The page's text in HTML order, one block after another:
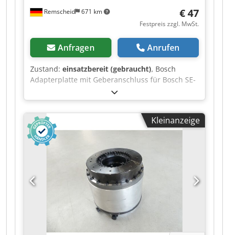
Remscheid 671 km € 47
Festpreis zzgl. MwSt.
Anfragen Anrufen
Zustand: einsatzbereit (gebraucht), Bosch
Adapterplatte mit Geberanschluss für Bosch SE-
LB3.075.030-00.000 / Drehgeber ERN 221.2133-
1000 Motor,gebraucht, guter Erhaltungszustand,
100% funktionsfähig, Lieferumfang gem. Fotos
Dkedpfx Ajzr Dc Dsfror
Kleinanzeige